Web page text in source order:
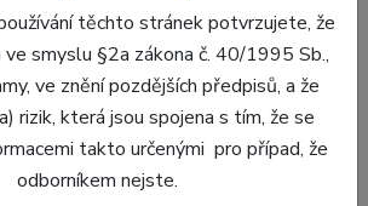
těchto stránek potvrzujete, že
smyslu §2a zákona č. 40/1995 Sb.,
ve znění pozdějších předpisů, a že
rizik, která jsou spojena s tím, že se
takto určenými pro případ, že
odborníkem nejste.